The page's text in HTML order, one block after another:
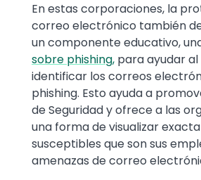
En estas corporaciones, la
correo electrónico también
un componente educativo,
sobre phishing, para ayudar
identificar los correos
phishing. Esto ayuda a
de Seguridad y ofrece a las
una forma de visualizar
susceptibles que son sus
amenazas de correo